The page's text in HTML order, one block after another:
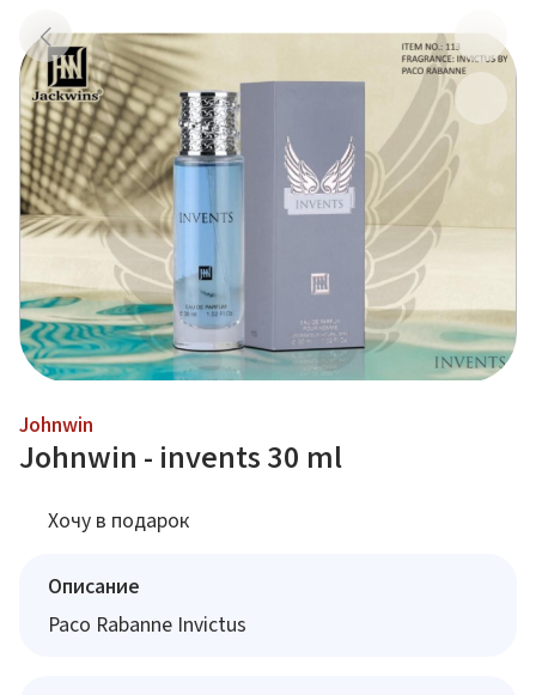
Johnwin
Johnwin - invents 30 ml
Хочу в подарок
Описание
Paco Rabanne Invictus